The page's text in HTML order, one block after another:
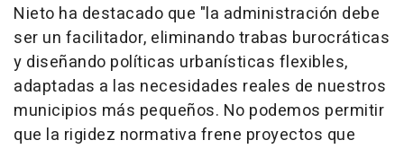
Nieto ha destacado que "la administración debe
ser un facilitador, eliminando trabas burocráticas
y diseñando políticas urbanísticas flexibles,
adaptadas a las necesidades reales de nuestros
municipios más pequeños. No podemos permitir
que la rigidez normativa frene proyectos que